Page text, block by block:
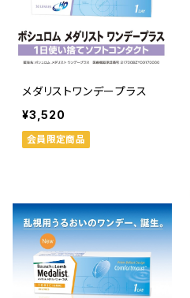
メダリストワンデープラス
¥3,520
会員限定商品